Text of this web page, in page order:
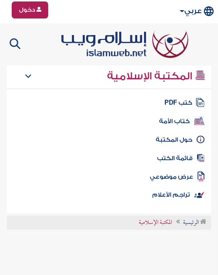
عربي دخول
المكتبة الإسلامية
كتب PDF
كتاب الأمة
المكتبة
الكتب
موضوعي
تراجم الأعلام
الرئيسية المكتبة الإسلامية